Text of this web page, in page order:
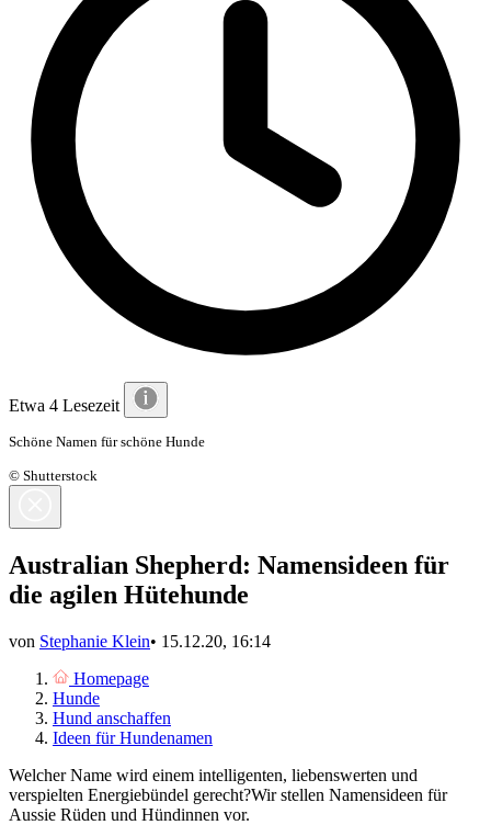
Etwa 4 Lesezeit
Schöne Namen für schöne Hunde
© Shutterstock
Australian Shepherd: Namensideen für
die agilen Hütehunde
von Stephanie Klein• 15.12.20, 16:14
Homepage
Hunde
Hund anschaffen
Ideen für Hundenamen
Welcher Name wird einem intelligenten, liebenswerten und
verspielten Energiebündel gerecht?Wir stellen Namensideen für
Aussie Rüden und Hündinnen vor.